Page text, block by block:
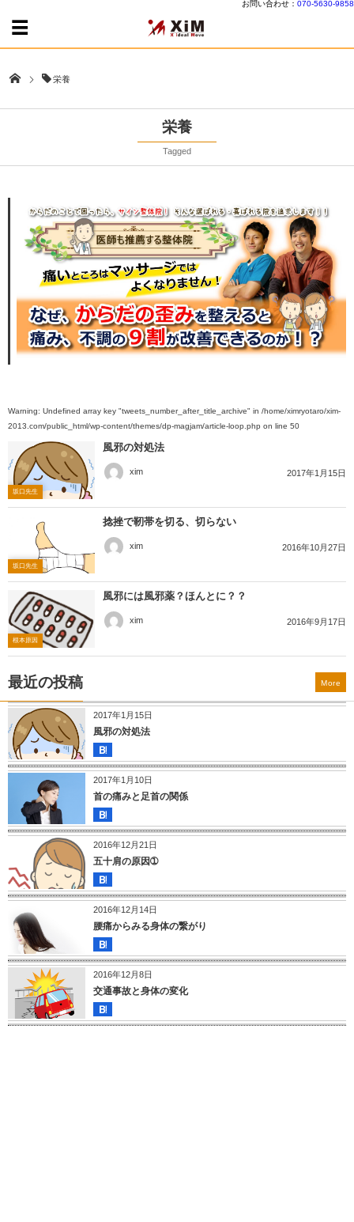
お問い合わせ： 070-5630-9858
栄養
栄養
Tagged
Warning: Undefined array key "tweets_number_after_title_archive" in /home/ximryotaro/xim-
2013.com/public_html/wp-content/themes/dp-magjam/article-loop.php on line 50
坂口先生
風邪の対処法
xim 2017年1月15日
坂口先生
捻挫で靭帯を切る、切らない
xim 2016年10月27日
根本原因
風邪には風邪薬？ほんとに？？
xim 2016年9月17日
最近の投稿
2017年1月15日
風邪の対処法
2017年1月10日
首の痛みと足首の関係
2016年12月21日
五十肩の原因➀
2016年12月14日
腰痛からみる身体の繋がり
2016年12月8日
交通事故と身体の変化
More